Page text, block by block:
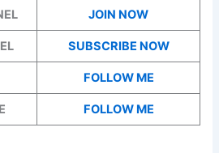
JOIN NOW
SUBSCRIBE NOW
FOLLOW ME
FOLLOW ME